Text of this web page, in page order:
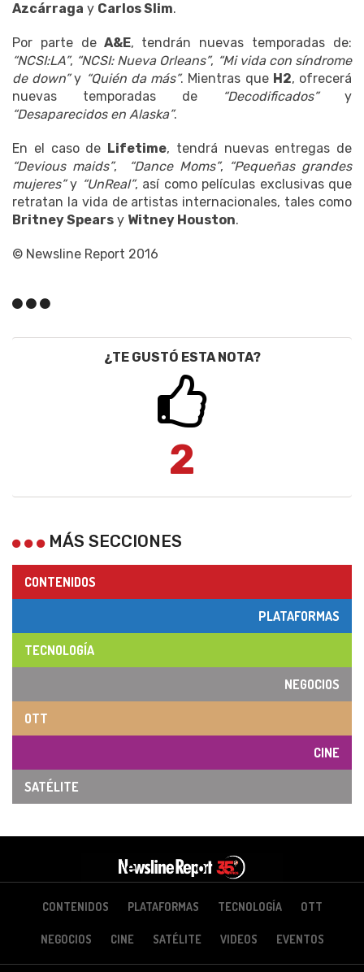
Azcárraga y Carlos Slim.
Por parte deA&E, tendrán nuevas temporadas de:
“NCSI:LA”, “NCSI: Nueva Orleans”, “Mi vida con síndrome
de down”y “Quién da más”. Mientras que H2, ofrecerá
nuevas temporadas de
“Decodificados”y
“Desaparecidos en Alaska”.
En el caso de Lifetime, tendrá nuevas entregas de
“Devious maids”, “Dance Moms”, “Pequeñas grandes
mujeres”y “UnReal”, así como películas exclusivas que
retratan la vida de artistas internacionales, tales como
Britney Spears y Witney Houston.
© Newsline Report 2016
¿TE GUSTÓ ESTA NOTA?
2
MÁS SECCIONES
CONTENIDOS
PLATAFORMAS
TECNOLOGÍA
NEGOCIOS
OTT
CINE
SATÉLITE
CONTENIDOS PLATAFORMAS TECNOLOGÍA OTT
NEGOCIOS CINE SATÉLITE VIDEOS EVENTOS